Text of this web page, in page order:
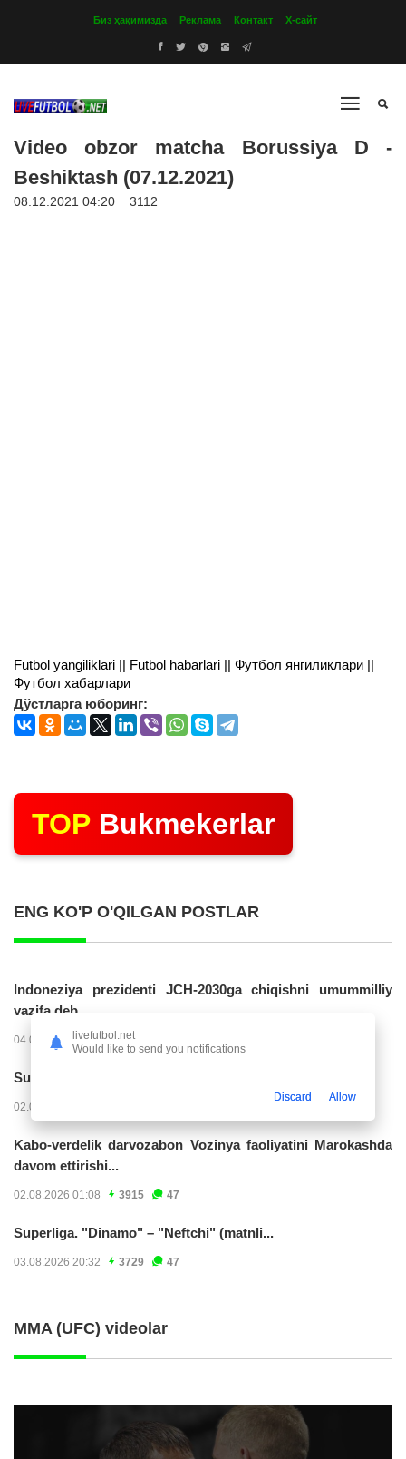
Биз ҳақимизда Реклама Контакт Х-сайт
Video obzor matcha Borussiya D -
Beshiktash (07.12.2021)
08.12.2021 04:20 3112
Futbol yangiliklari || Futbol habarlari || Футбол янгиликлари ||
Футбол хабарлари
Дўстларга юборинг:
TOP Bukmekerlar
ENG KO'P O'QILGAN POSTLAR
Indoneziya prezidenti JCH-2030ga chiqishni umummilliy
vazifa deb...
04.08.2026 02:11 14238
Superliga. “Buxoro” - “Lokomotiv”...
02.08.2026 03:08
Kabo-verdelik darvozabon Vozinya faoliyatini Marokashda
davom ettirishi...
02.08.2026 01:08 3915 47
Superliga. "Dinamo" – "Neftchi" (matnli...
03.08.2026 20:32 3729 47
MMA (UFC) videolar
livefutbol.net
Would like to send you notifications
Discard Allow